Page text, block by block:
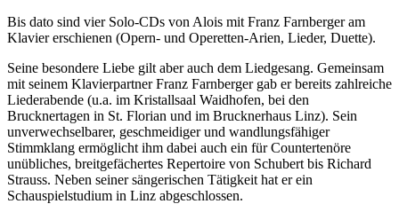
Bis dato sind vier Solo-CDs von Alois mit Franz Farnberger am
Klavier erschienen (Opern- und Operetten-Arien, Lieder, Duette).
Seine besondere Liebe gilt aber auch dem Liedgesang. Gemeinsam
mit seinem Klavierpartner Franz Farnberger gab er bereits zahlreiche
Liederabende (u.a. im Kristallsaal Waidhofen, bei den
Brucknertagen in St. Florian und im Brucknerhaus Linz). Sein
unverwechselbarer, geschmeidiger und wandlungsfähiger
Stimmklang ermöglicht ihm dabei auch ein für Countertenöre
unübliches, breitgefächertes Repertoire von Schubert bis Richard
Strauss. Neben seiner sängerischen Tätigkeit hat er ein
Schauspielstudium in Linz abgeschlossen.